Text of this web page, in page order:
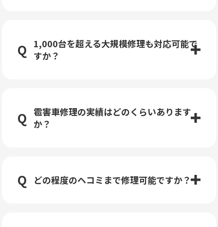
1,000台を超える大規模修理も対応可能で
すか？
雹害車修理の実績はどのくらいあります
か？
どの程度のヘコミまで修理可能ですか？